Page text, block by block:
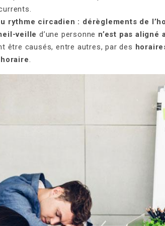
rythme circadien : dérèglements de
veille d’une personne n’est pas
être causés, entre autres, par des
.